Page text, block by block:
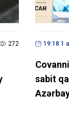
272 19:18 1
sabit